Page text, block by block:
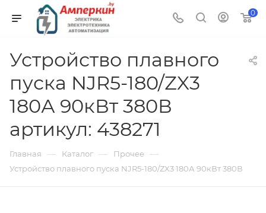
0
Устройство плавного
пуска NJR5-180/ZX3
180А 90кВт 380В
артикул: 438271
Главная — Каталог — Прочее —
Устройство плавного пуска NJR5-180/ZX3 180А 90кВт 380В